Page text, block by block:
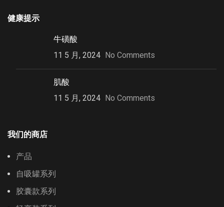
健康提示
牛磺酸
11 5 月, 2024
No Comments
肌酸
11 5 月, 2024
No Comments
我们的商店
产品
自吸罐系列
胶囊款系列